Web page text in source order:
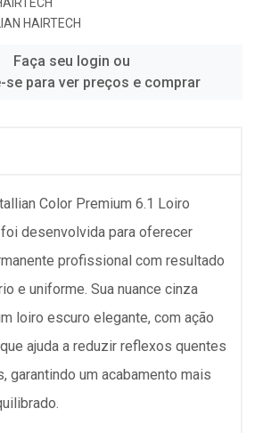
HAIRTECH
Faça seu login ou
se para ver preços e comprar
Color Premium 6.1 Loiro
desenvolvida para oferecer
profissional com resultado
e uniforme. Sua nuance cinza
loiro escuro elegante, com ação
ajuda a reduzir reflexos quentes
garantindo um acabamento mais